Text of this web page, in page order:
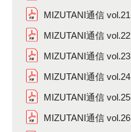
MIZUTANI通信 vol.21
MIZUTANI通信 vol.22
MIZUTANI通信 vol.23
MIZUTANI通信 vol.24
MIZUTANI通信 vol.25
MIZUTANI通信 vol.26